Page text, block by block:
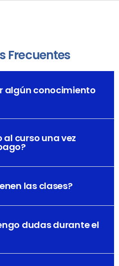
Frecuentes
algún conocimiento
curso una vez
las clases?
dudas durante el